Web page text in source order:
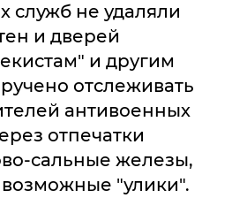
служб не удаляли
и дверей
и другим
отслеживать
антивоенных
отпечатки
сальные железы,
"улики".